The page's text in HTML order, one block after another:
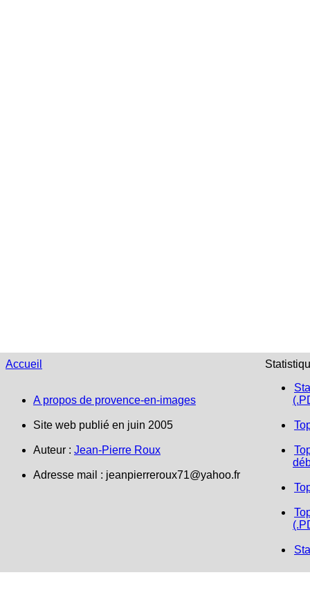
Accueil
A propos de provence-en-images
Site web publié en juin 2005
Auteur : Jean-Pierre Roux
Adresse mail : jeanpierreroux71@yahoo.fr